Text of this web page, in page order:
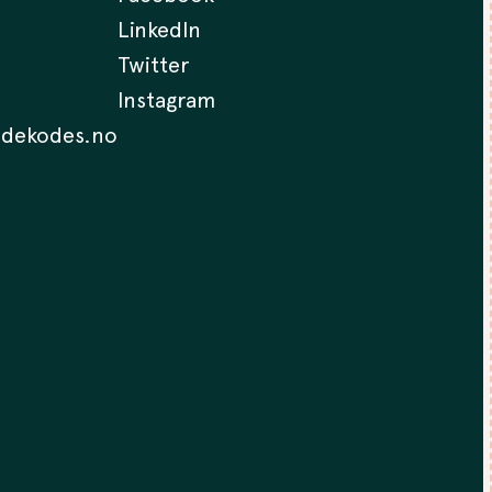
LinkedIn
Twitter
Instagram